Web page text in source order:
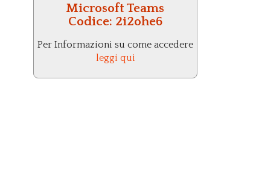
Microsoft Teams
Codice: 2i2ohe6
Per Informazioni su come accedere
leggi qui